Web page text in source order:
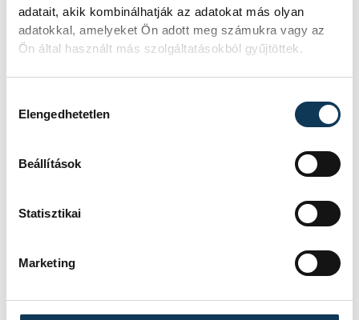
adatait, akik kombinálhatják az adatokat más olyan
adatokkal, amelyeket Ön adott meg számukra vagy az
Ön által használt más szolgáltatásokból gyűjtöttek.
Elengedhetetlen
Beállítások
Statisztikai
Marketing
IDŐJÁRÁS
A legnehezebb nap